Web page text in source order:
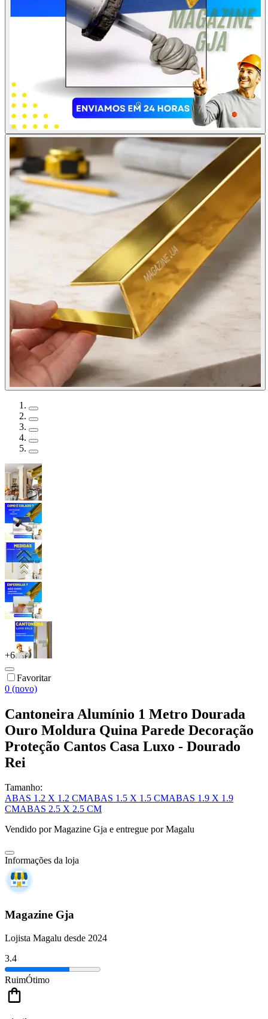
+6
Favoritar
0 (novo)
Cantoneira Alumínio 1 Metro Dourada
Ouro Moldura Quina Parede Decoração
Proteção Cantos Casa Luxo - Dourado
Rei
Tamanho:
ABAS 1.2 X 1.2 CMABAS 1.5 X 1.5 CMABAS 1.9 X 1.9
CMABAS 2.5 X 2.5 CM
Vendido porMagazine Gja e entregue por Magalu
Informações da loja
Magazine Gja
Lojista Magalu desde 2024
3.4
RuimÓtimo